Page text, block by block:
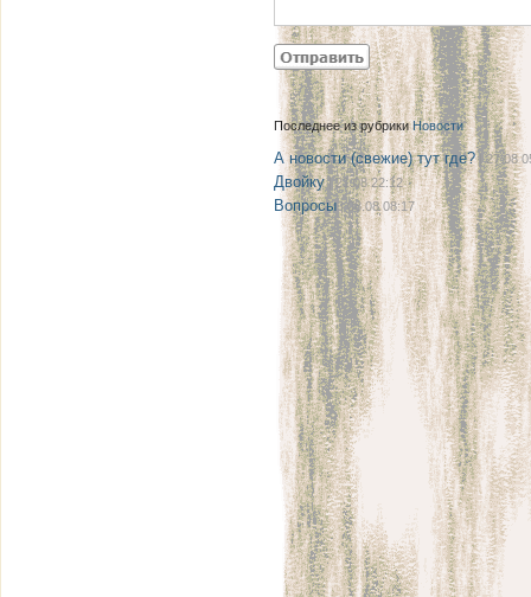
Последнее из рубрикиНовости
А новости (свежие) тут где?| 27.08
Двойку| 21.08 22:12
Вопросы| 08.08 08:17